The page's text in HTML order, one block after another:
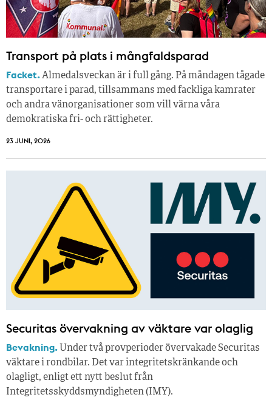
Transport på plats i mångfaldsparad
Facket.Almedalsveckan är i full gång. På måndagen tågade
transportare i parad, tillsammans med fackliga kamrater
och andra vänorganisationer som vill värna våra
demokratiska fri- och rättigheter.
23 JUNI, 2026
Securitas övervakning av väktare var olaglig
Bevakning. Under två provperioder övervakade Securitas
väktare i rondbilar. Det var integritetskränkande och
olagligt, enligt ett nytt beslut från
Integritetsskyddsmyndigheten (IMY).